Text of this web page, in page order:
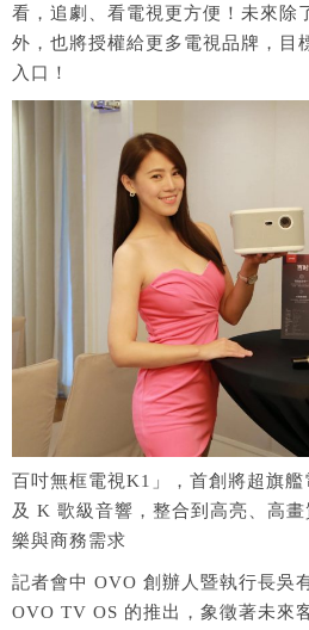
看，追劇、看電視更方便！未來除
外，也將授權給更多電視品牌，目
入口！
百吋無框電視K1」，首創將超旗艦
及 K 歌級音響，整合到高亮、高
樂與商務需求
記者會中 OVO 創辦人暨執行長吳
OVO TV OS 的推出，象徵著未來